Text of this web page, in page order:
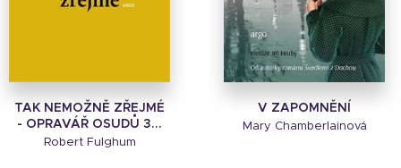
TAK NEMOŽNĚ ZŘEJMÉ
- OPRAVÁŘ OSUDŮ 3...
Robert Fulghum
V ZAPOMNĚNÍ
Mary Chamberlainová